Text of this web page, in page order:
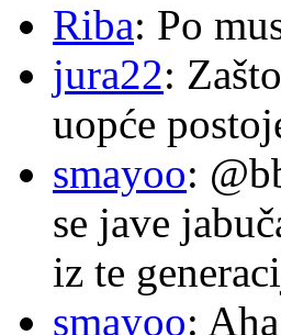
Riba: Po
jura22:
uopće
smayoo:
se jave
iz te
smayoo: